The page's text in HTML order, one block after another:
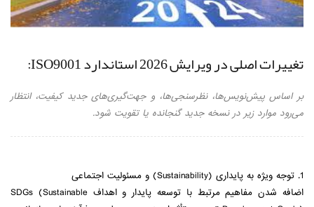
تغییرات اصلی در ویرایش 2026 استاندارد ISO9001:
بر اساس پیش‌نویس‌ها، نظرسنجی‌ها، و جهت‌گیری‌های جدید کیفیت، انتظار
می‌رود موارد زیر در نسخه جدید گنجانده یا تقویت شود.
1. توجه ویژه به پایداری (Sustainability) و مسئولیت اجتماعی
اضافه شدن مفاهیم مرتبط با توسعه پایدار و اهداف SDGs (Sustainable